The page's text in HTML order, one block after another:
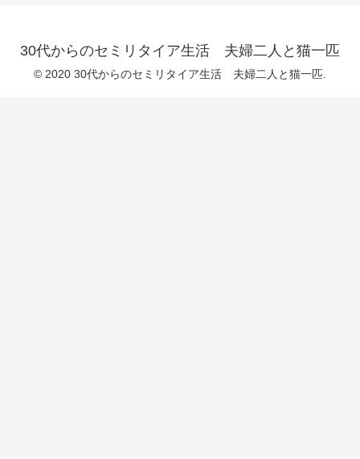
30代からのセミリタイア生活 夫婦二人と猫一匹
© 2020 30代からのセミリタイア生活 夫婦二人と猫一匹.